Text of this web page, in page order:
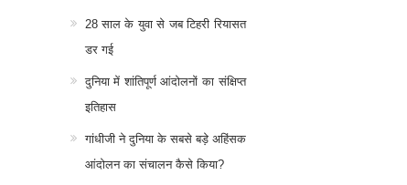
28 साल के युवा से जब टिहरी रियासत
डर गई
दुनिया में शांतिपूर्ण आंदोलनों का संक्षिप्त
इतिहास
गांधीजी ने दुनिया के सबसे बड़े अहिंसक
आंदोलन का संचालन कैसे किया?